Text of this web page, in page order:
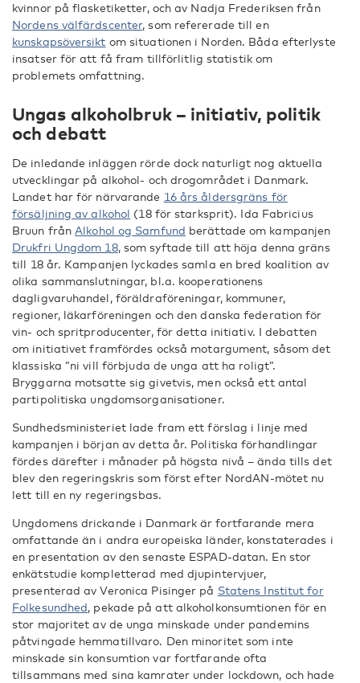
kvinnor på flasketiketter, och av Nadja Frederiksen från
Nordens välfärdscenter, som refererade till en
kunskapsöversikt om situationen i Norden. Båda efterlyste
insatser för att få fram tillförlitlig statistik om
problemets omfattning.
Ungas alkoholbruk – initiativ, politik
och debatt
De inledande inläggen rörde dock naturligt nog aktuella
utvecklingar på alkohol- och drogområdet i Danmark.
Landet har för närvarande 16 års åldersgräns för
försäljning av alkohol (18 för starksprit). Ida Fabricius
Bruun frånAlkohol og Samfund berättade om kampanjen
Drukfri Ungdom 18, som syftade till att höja denna gräns
till 18 år. Kampanjen lyckades samla en bred koalition av
olika sammanslutningar, bl.a. kooperationens
dagligvaruhandel, föräldraföreningar, kommuner,
regioner, läkarföreningen och den danska federation för
vin- och spritproducenter, för detta initiativ. I debatten
om initiativet framfördes också motargument, såsom det
klassiska ”ni vill förbjuda de unga att ha roligt”.
Bryggarna motsatte sig givetvis, men också ett antal
partipolitiska ungdomsorganisationer.
Sundhedsministeriet lade fram ett förslag i linje med
kampanjen i början av detta år. Politiska förhandlingar
fördes därefter i månader på högsta nivå – ända tills det
blev den regeringskris som först efter NordAN-mötet nu
lett till en ny regeringsbas.
Ungdomens drickande i Danmark är fortfarande mera
omfattande än i andra europeiska länder, konstaterades i
en presentation av den senaste ESPAD-datan. En stor
enkätstudie kompletterad med djupintervjuer,
presenterad av Veronica Pisinger på Statens Institut for
Folkesundhed, pekade på att alkoholkonsumtionen för en
stor majoritet av de unga minskade under pandemins
påtvingade hemmatillvaro. Den minoritet som inte
minskade sin konsumtion var fortfarande ofta
tillsammans med sina kamrater under lockdown, och hade